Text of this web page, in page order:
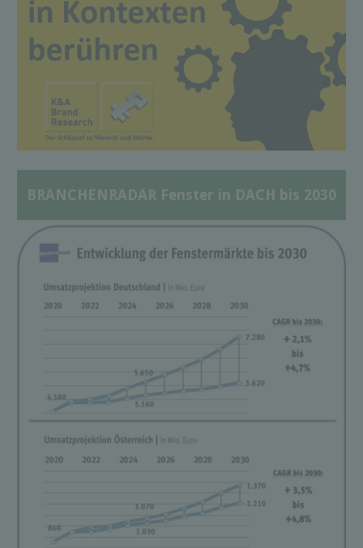
BRANCHENRADAR Fenster in DACH bis 2030